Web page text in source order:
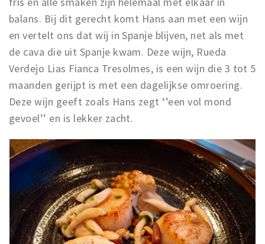
balans. Bij dit gerecht komt Hans aan met een wijn
en vertelt ons dat wij in Spanje blijven, net als met
de cava die uit Spanje kwam. Deze wijn, Rueda
Verdejo Lias Fianca Tresolmes, is een wijn die 3 tot 5
maanden gerijpt is met een dagelijkse omroering.
Deze wijn geeft zoals Hans zegt ‘’een vol mond
gevoel’’ en is lekker zacht.